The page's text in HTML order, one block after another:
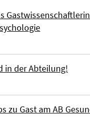
in der Abteilung!
zu Gast am AB